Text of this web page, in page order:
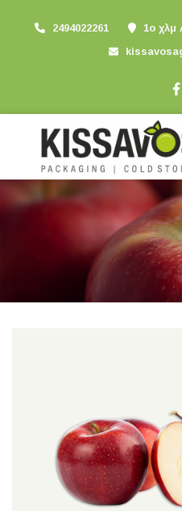
2494022261
1ο χλμ